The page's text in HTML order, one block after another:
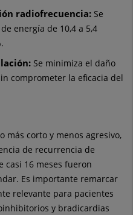
radiofrecuencia: Se
energía de 10,4 a 5,4
Se minimiza el daño
comprometer la eficacia del
más corto y menos agresivo,
de recurrencia de
casi 16 meses fueron
Es importante remarcar
relevante para pacientes
y bradicardias